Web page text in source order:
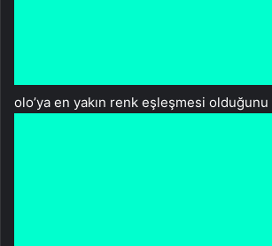
olo’ya en yakın renk eşleşmesi